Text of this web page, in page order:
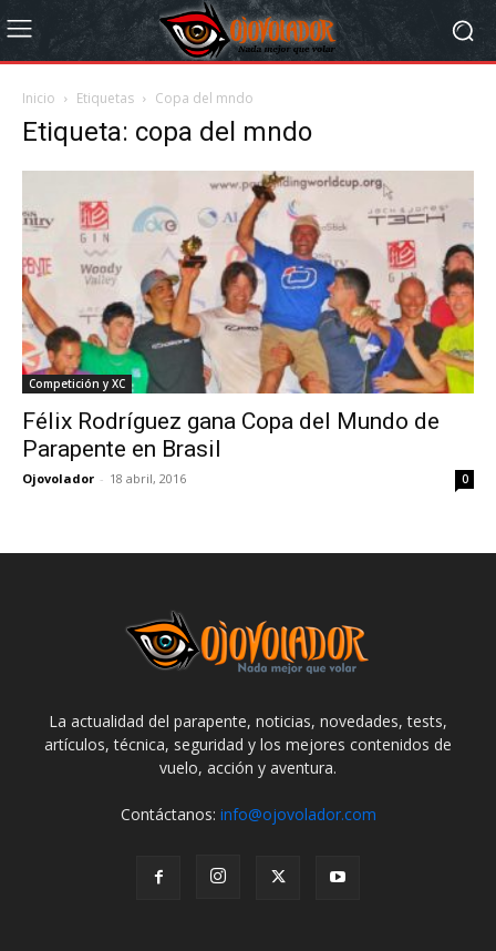
Inicio Etiquetas Copa del mndo
Etiqueta: copa del mndo
Competición y XC
Félix Rodríguez gana Copa del Mundo de
Parapente en Brasil
Ojovolador - 18 abril, 2016 0
La actualidad del parapente, noticias, novedades, tests,
artículos, técnica, seguridad y los mejores contenidos de
vuelo, acción y aventura.
Contáctanos: info@ojovolador.com